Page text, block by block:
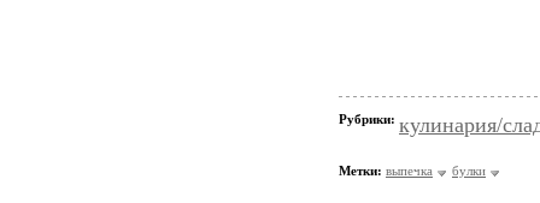
Рубрики: кулинария/
Метки: выпечка булки